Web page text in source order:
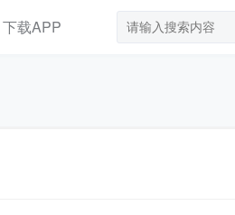
下载APP